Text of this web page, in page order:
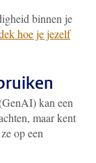
binnen je
hoe je jezelf
kan een
maar kent
op een